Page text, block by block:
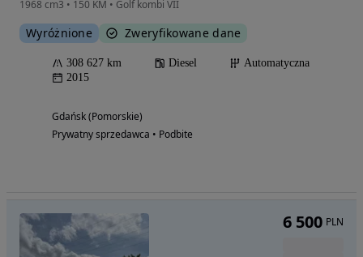
1968 cm3 • 150 KM • Golf kombi VII
Wyróżnione Zweryfikowane dane
308 627 km Diesel
Automatyczna
2015
Gdańsk (Pomorskie)
Prywatny sprzedawca • Podbite
6 500 PLN